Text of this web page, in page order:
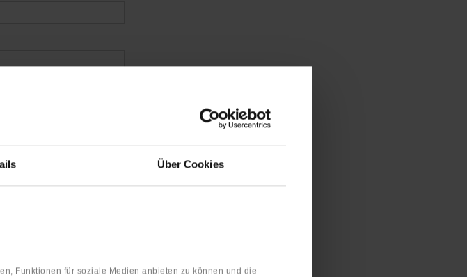
Über Cookies
Funktionen für soziale Medien anbieten zu können und die